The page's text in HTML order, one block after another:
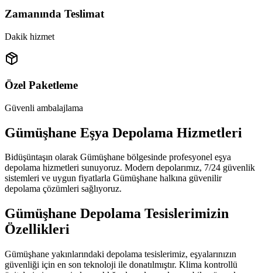
Zamanında Teslimat
Dakik hizmet
Özel Paketleme
Güvenli ambalajlama
Gümüşhane Eşya Depolama Hizmetleri
Bidüşüntaşın olarak Gümüşhane bölgesinde profesyonel eşya
depolama hizmetleri sunuyoruz. Modern depolarımız, 7/24 güvenlik
sistemleri ve uygun fiyatlarla Gümüşhane halkına güvenilir
depolama çözümleri sağlıyoruz.
Gümüşhane Depolama Tesislerimizin
Özellikleri
Gümüşhane yakınlarındaki depolama tesislerimiz, eşyalarınızın
güvenliği için en son teknoloji ile donatılmıştır. Klima kontrollü